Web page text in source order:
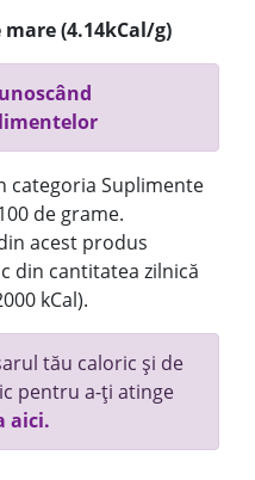
mare (4.14kCal/g)
categoria Suplimente
de grame.
acest produs
din cantitatea zilnică
kCal).
tău caloric și de
pentru a-ți atinge
aici.